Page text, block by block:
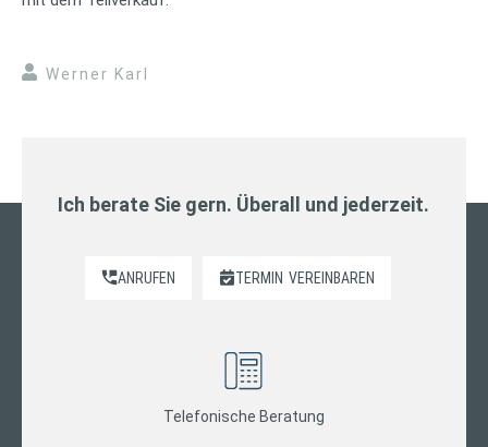
Werner Karl
Ich berate Sie gern. Überall und jederzeit.
ANRUFEN TERMIN VEREINBAREN
Telefonische Beratung